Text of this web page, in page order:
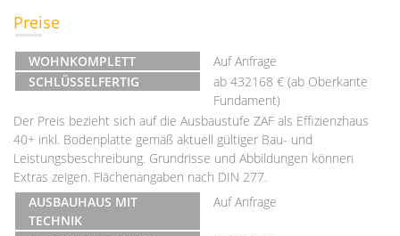
Preise
WOHNKOMPLETT
Auf Anfrage
SCHLÜSSELFERTIG
ab 432168 € (ab Oberkante
Fundament)
Der Preis bezieht sich auf die Ausbaustufe ZAF als Effizienzhaus
40+ inkl. Bodenplatte gemäß aktuell gültiger Bau- und
Leistungsbeschreibung. Grundrisse und Abbildungen können
Extras zeigen. Flächenangaben nach DIN 277.
AUSBAUHAUS MIT
TECHNIK
Auf Anfrage